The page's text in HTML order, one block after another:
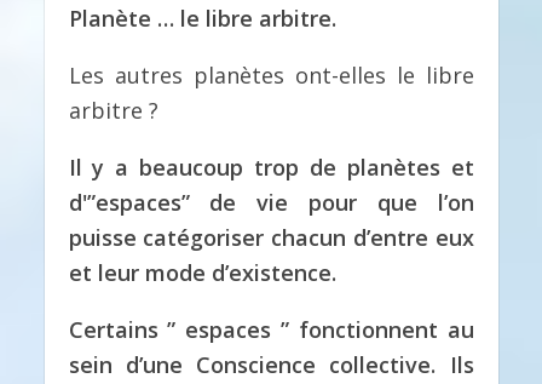
Planète … le libre arbitre.
Les autres planètes ont-elles le libre
arbitre ?
Il y a beaucoup trop de planètes et
d'”espaces” de vie pour que l’on
puisse catégoriser chacun d’entre eux
et leur mode d’existence.
Certains ” espaces ” fonctionnent au
sein d’une Conscience collective. Ils